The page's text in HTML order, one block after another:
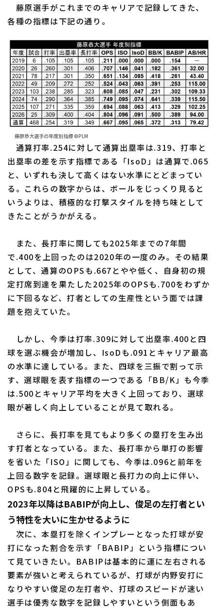
運営会社（別ウィンドウで開く） よくある質問
特定商取引法の表示 アルバイト募集（別ウィンドウで開く
藤原選手がこれまでのキャリアで記録してきた、
各種の指標は下記の通り。
藤原恭大選手の年度別指標 ©PLM
通算打率.254に対して通算出塁率は.319、打率と
出塁率の差を示す指標である「IsoD」は通算で.065
と、いずれも決して高くはない水準にとどまってい
る。これらの数字からは、ボールをじっくり見ると
いうよりは、積極的な打撃スタイルを持ち味として
きたことがうかがえる。
また、長打率に関しても2025年までの7年間
で.400を上回ったのは2020年の一度のみ。その結果
として、通算のOPSも.667とやや低く、自身初の規
定打席到達を果たした2025年のOPSも.700をわずか
に下回るなど、打者としての生産性という面では課
題を抱えていた。
しかし、今季は打率.309に対して出塁率.400と四
球を選ぶ機会が増加し、IsoDも.091とキャリア最高
の水準に達している。また、四球を三振で割って示
す、選球眼を表す指標の一つである「BB/K」も今季
は.500とキャリア平均を大きく上回っており、選球
眼が著しく向上していることが見て取れる。
さらに、長打率を見てもより多くの塁打を生み出
す打者となっている。また、長打率から単打の影響
を省いた「ISO」に関しても、今季は.096と前年を
上回る数字を記録。選球眼と長打力の向上に伴い、
OPSも.804と飛躍的に上昇している。
2023年以降はBABIPが向上し、俊足の左打者とい
う特性を大いに生かせるように
次に、本塁打を除くインプレーとなった打球が安
打になった割合を示す「BABIP」という指標につい
て見ていきたい。BABIPは基本的に運に左右される
要素が強いと考えられているが、打球が内野安打に
なりやすい俊足の左打者や、打球のスピードが速い
選手は優秀な数字を記録しやすいという側面もあ